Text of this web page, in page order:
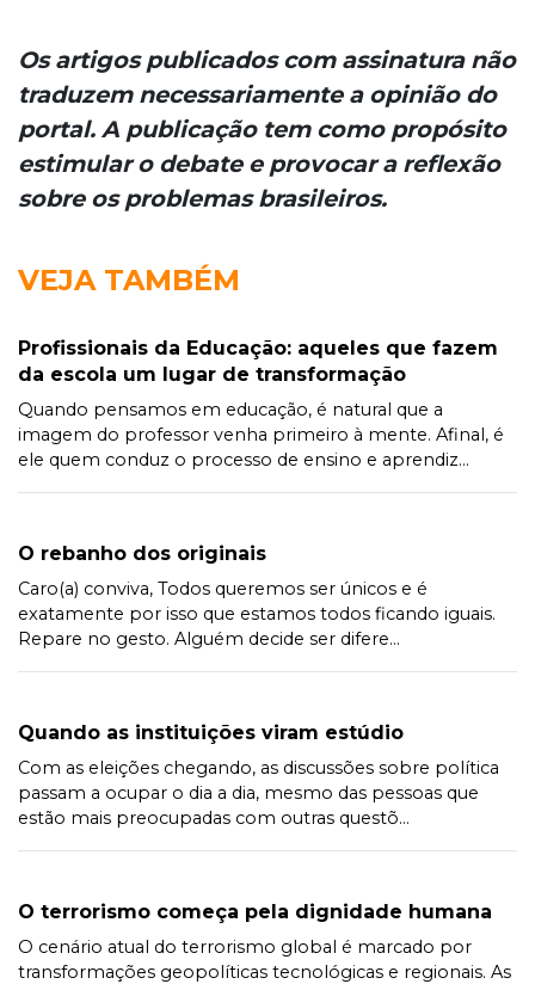
Os artigos publicados com assinatura não
traduzem necessariamente a opinião do
portal. A publicação tem como propósito
estimular o debate e provocar a reflexão
sobre os problemas brasileiros.
VEJA TAMBÉM
Profissionais da Educação: aqueles que fazem
da escola um lugar de transformação
Quando pensamos em educação, é natural que a
imagem do professor venha primeiro à mente. Afinal, é
ele quem conduz o processo de ensino e aprendiz...
O rebanho dos originais
Caro(a) conviva, Todos queremos ser únicos e é
exatamente por isso que estamos todos ficando iguais.
Repare no gesto. Alguém decide ser difere...
Quando as instituições viram estúdio
Com as eleições chegando, as discussões sobre política
passam a ocupar o dia a dia, mesmo das pessoas que
estão mais preocupadas com outras questõ...
O terrorismo começa pela dignidade humana
O cenário atual do terrorismo global é marcado por
transformações geopolíticas tecnológicas e regionais. As